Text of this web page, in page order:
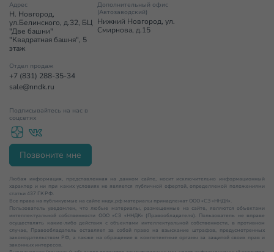
Адрес
Н. Новгород,
ул.Белинского, д.32, БЦ
"Две башни"
"Квадратная башня", 5
этаж
Дополнительный офис
(Автозаводский)
Нижний Новгород, ул.
Смирнова, д.15
Отдел продаж
+7 (831) 288-35-34
sale@nndk.ru
Подписывайтесь на нас в
соцсетях
Позвоните мне
Любая информация, представленная на данном сайте, носит исключительно информационный
характер и ни при каких условиях не является публичной офертой, определяемой положениями
статьи 437 ГК РФ.
Все права на публикуемые на сайте нндк.рф материалы принадлежат ООО «СЗ «ННДК».
Пользователь уведомлен, что любые материалы, размещенные на сайте, являются объектами
интеллектуальной собственности ООО «СЗ «ННДК» (Правообладателя). Пользователь не вправе
осуществлять какие-либо действия с объектами интеллектуальной собственности, в противном
случае, Правообладатель оставляет за собой право на взыскание штрафов, предусмотренных
законодательством РФ, а также на обращение в компетентные органы за защитой своих прав и
законных интересов.